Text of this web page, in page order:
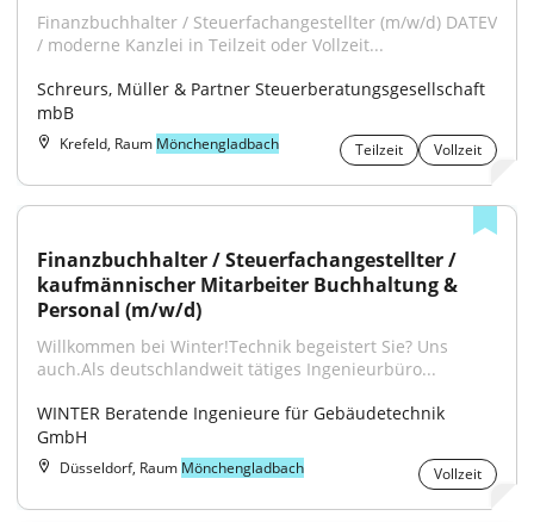
Finanzbuchhalter / Steuerfachangestellter (m/w/d) DATEV
/ moderne Kanzlei in Teilzeit oder Vollzeit...
Schreurs, Müller & Partner Steuerberatungsgesellschaft
mbB
Krefeld, Raum Mönchengladbach Teilzeit Vollzeit
Finanzbuchhalter / Steuerfachangestellter /
kaufmännischer Mitarbeiter Buchhaltung &
Personal (m/w/d)
Willkommen bei Winter!Technik begeistert Sie? Uns
auch.Als deutschlandweit tätiges Ingenieurbüro...
WINTER Beratende Ingenieure für Gebäudetechnik
GmbH
Düsseldorf, Raum Mönchengladbach Vollzeit